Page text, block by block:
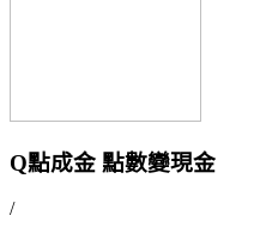
Q點成金 點數變現金
/